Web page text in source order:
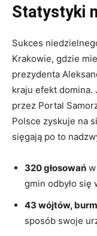
Statystyki
Sukces
Krakowie, gdzie
prezydenta
kraju efekt domina.
przez Portal
Polsce zyskuje na
sięgają po to
320 głosowań
gmin odbyło się
43 wójtów,
sposób swoje